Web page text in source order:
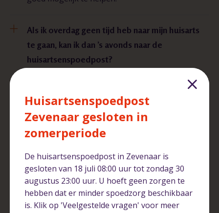
Als ik overdag geen tijd heb naar mijn huisarts
te gaan, kan ik dan ’s avonds naar de
huisartsenspoedpost?
Ik heb een afspraak in Arnhem-Noord, terwijl
Zevenaar dichterbij is. Waarom is dat zo?
Wanneer moet ik bij de huisartsenspoedpost
ziekenhuis Rijnstate?
Met wie werken we samen in Arnhem en
omgeving?
Huisartsenspoedpost
Zevenaar gesloten in
zomerperiode
De huisartsenspoedpost in Zevenaar is
gesloten van 18 juli 08:00 uur tot zondag 30
augustus 23:00 uur. U hoeft geen zorgen te
hebben dat er minder spoedzorg beschikbaar
is. Klik op 'Veelgestelde vragen' voor meer